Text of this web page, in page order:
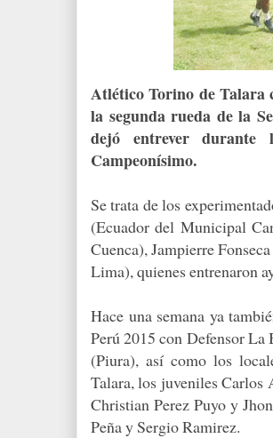
Atlético Torino de Talara
la segunda rueda de la
dejó entrever durante
Campeonísimo.
Se trata de los
(Ecuador del Municipal
Cuenca), Jampierre
Lima), quienes entrenaron
Hace una semana ya
Perú 2015 con Defensor La
(Piura), así como los
Talara, los juveniles
Christian Perez Puyo y
Peña y Sergio Ramirez.